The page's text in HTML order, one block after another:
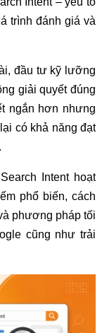
trình đánh giá và
đầu tư kỹ lưỡng
giải quyết đúng
ngắn hơn nhưng
có khả năng đạt
Intent hoạt
phổ biến, cách
phương pháp tối
cũng như trải